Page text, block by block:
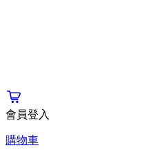
會員登入
購物車